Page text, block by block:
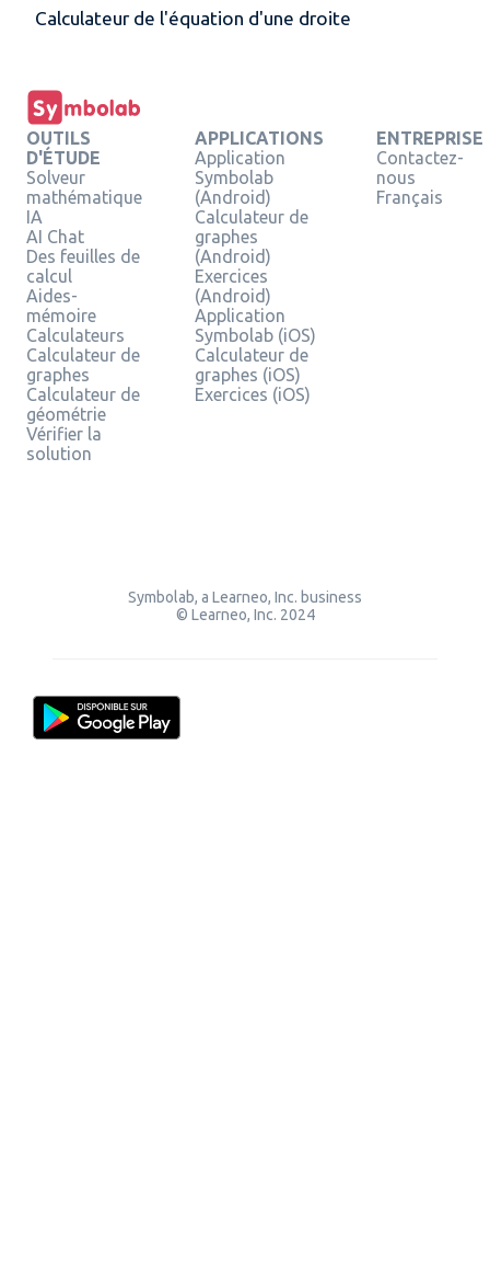
Calculateur de l'équation d'une droite
OUTILS
D'ÉTUDE
Solveur
mathématique
IA
AI Chat
Des feuilles de
calcul
Aides-
mémoire
Calculateurs
Calculateur de
graphes
Calculateur de
géométrie
Vérifier la
solution
APPLICATIONS
Application
Symbolab
(Android)
Calculateur de
graphes
(Android)
Exercices
(Android)
Application
Symbolab (iOS)
Calculateur de
graphes (iOS)
Exercices (iOS)
ENTREPRISE
Contactez-
nous
Français
Symbolab, a Learneo, Inc. business
© Learneo, Inc. 2024